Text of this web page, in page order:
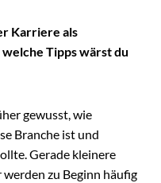
Karriere als
Tipps wärst du
gewusst, wie
Branche ist und
Gerade kleinere
zu Beginn häufig